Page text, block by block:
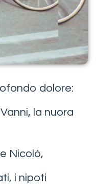
dolore:
la nuora
Nicolò,
i nipoti